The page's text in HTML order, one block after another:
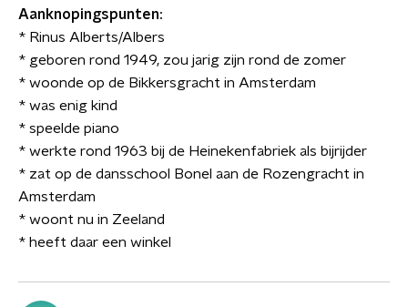
Aanknopingspunten:
* Rinus Alberts/Albers
* geboren rond 1949, zou jarig zijn rond de zomer
* woonde op de Bikkersgracht in Amsterdam
* was enig kind
* speelde piano
* werkte rond 1963 bij de Heinekenfabriek als bijrijder
* zat op de dansschool Bonel aan de Rozengracht in
Amsterdam
* woont nu in Zeeland
* heeft daar een winkel